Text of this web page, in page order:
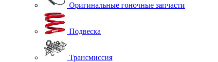
Оригинальные гоночные запчасти
Подвеска
Трансмиссия